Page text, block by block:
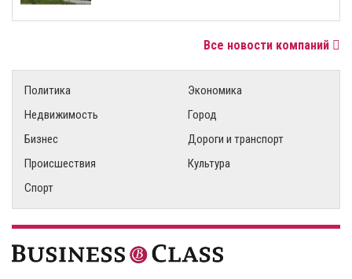
Все новости компаний
Политика
Экономика
Недвижимость
Город
Бизнес
Дороги и транспорт
Происшествия
Культура
Спорт